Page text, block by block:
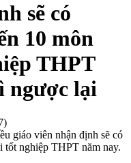
sẽ có
10 môn
THPT
ngược lại
giáo viên nhận định sẽ có
tốt nghiệp THPT năm nay.